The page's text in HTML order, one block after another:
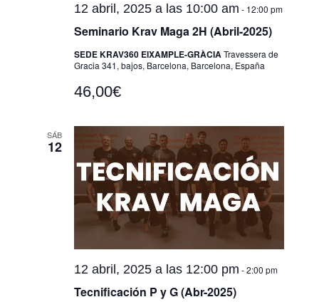
Seminario Krav Maga 2H (Abril-2025)
12 abril, 2025 a las 10:00 am - 12:00 pm
SEDE KRAV360 EIXAMPLE-GRÀCIATravessera de
Gracia 341, bajos, Barcelona, Barcelona, España
46,00€
SÁB
12
Tecnificación P y G (Abr-2025)
12 abril, 2025 a las 12:00 pm -2:00 pm